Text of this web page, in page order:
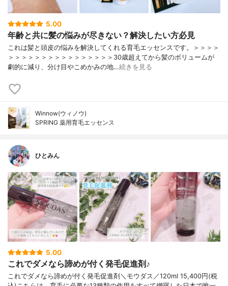
5.00
年齢と共に髪の悩みが尽きない？解決したい方必見
これは髪と頭皮の悩みを解決してくれる育毛エッセンスです。＞＞＞＞
＞＞＞＞＞＞＞＞＞＞＞＞＞＞＞＞30歳超えてから髪のボリュームが
劇的に減り、分け目やこめかみの地…続きを見る
Winnow(ウィノウ)
SPRING 薬用育毛エッセンス
ひとみん
5.00
これでダメなら諦めが付く発毛促進剤♪
これでダメなら諦めが付く発毛促進剤＼モウダス／120ml 15,400円(税